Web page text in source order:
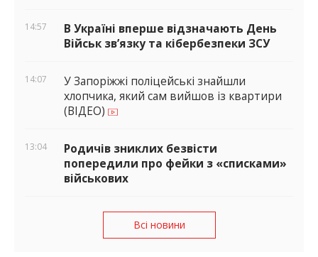
14:57
В Україні вперше відзначають День
Військ зв’язку та кібербезпеки ЗСУ
14:07
У Запоріжжі поліцейські знайшли
хлопчика, який сам вийшов із квартири
(ВІДЕО)
13:04
Родичів зниклих безвісти
попередили про фейки з «списками»
військових
Всі новини